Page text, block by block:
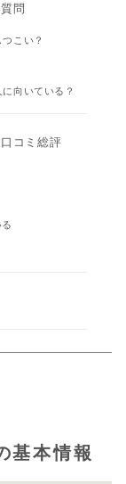
問
こい？
向いている？
コミ総評
基本情報